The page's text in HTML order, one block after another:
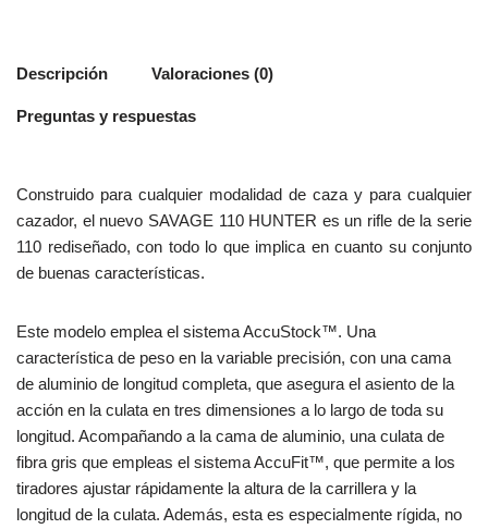
Descripción Valoraciones (0)
Preguntas y respuestas
Construido para cualquier modalidad de caza y para cualquier
cazador, el nuevo SAVAGE 110 HUNTER es un rifle de la serie
110 rediseñado, con todo lo que implica en cuanto su conjunto
de buenas características.
Este modelo emplea el sistema AccuStock™. Una
característica de peso en la variable precisión, con una cama
de aluminio de longitud completa, que asegura el asiento de la
acción en la culata en tres dimensiones a lo largo de toda su
longitud. Acompañando a la cama de aluminio, una culata de
fibra gris que empleas el sistema AccuFit™, que permite a los
tiradores ajustar rápidamente la altura de la carrillera y la
longitud de la culata. Además, esta es especialmente rígida, no